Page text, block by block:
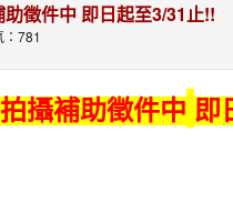
徵件中 即日起至3/31止!!
781
攝補助徵件中 即